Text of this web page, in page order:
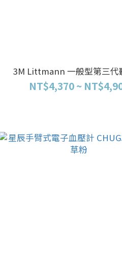
3M Littmann 一般型第三代
NT$4,370 ~